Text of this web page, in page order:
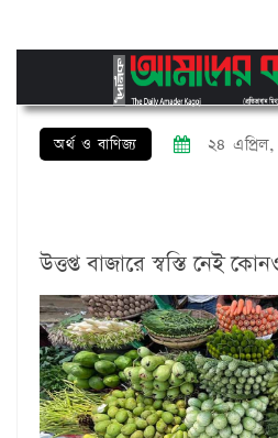
অর্থ ও বাণিজ্য ২৪
উত্তপ্ত বাজারে স্বস্তি নেই